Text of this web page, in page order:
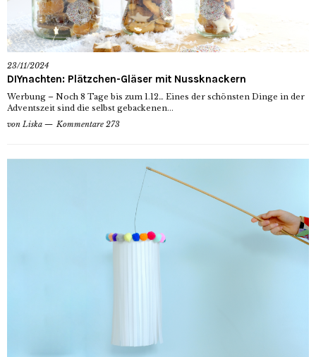
23/11/2024
DIYnachten: Plätzchen-Gläser mit Nussknackern
Werbung – Noch 8 Tage bis zum 1.12… Eines der schönsten Dinge in der
Adventszeit sind die selbst gebackenen...
von Liska Kommentare 273